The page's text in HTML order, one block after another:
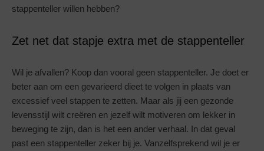
stappenteller willen hebben?
Zet net dat stapje extra met de stappenteller
Wil je afvallen? Koop dan vooral geen stappenteller. Je doet er
beter aan om een gevarieerd dieet te volgen in plaats van
excessief veel stappen te zetten. Maar als jij een gezonde
levensstijl wilt creëren en jezelf wilt motiveren om lekker in
beweging te zijn, dan is het een ander verhaal. In dat geval
past een stappenteller zeker bij je. Vanzelfsprekend wil je er